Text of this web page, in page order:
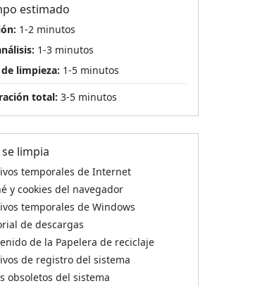
estimado
1-2 minutos
1-3 minutos
limpieza: 1-5 minutos
total: 3-5 minutos
limpia
temporales de Internet
y cookies del navegador
temporales de Windows
de descargas
de la Papelera de reciclaje
de registro del sistema
obsoletos del sistema